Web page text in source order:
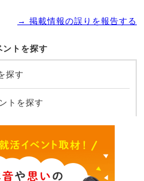
→ 掲載情報の誤りを報告する
ントを探す
探す
トを探す